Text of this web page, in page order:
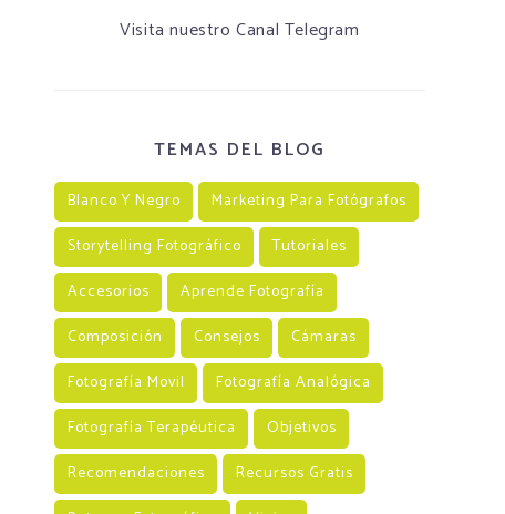
Visita nuestro Canal Telegram
TEMAS DEL BLOG
Blanco Y Negro
Marketing Para Fotógrafos
Storytelling Fotográfico
Tutoriales
Accesorios
Aprende Fotografía
Composición
Consejos
Cámaras
Fotografía Movil
Fotografía Analógica
Fotografía Terapéutica
Objetivos
Recomendaciones
Recursos Gratis